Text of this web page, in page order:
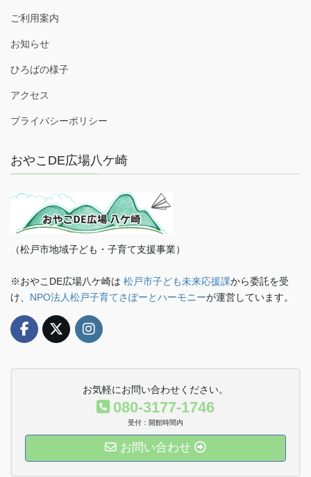
ご利用案内
お知らせ
ひろばの様子
アクセス
プライバシーポリシー
おやこDE広場八ケ崎
（松戸市地域子ども・子育て支援事業）
※おやこDE広場八ケ崎は 松戸市子ども未来応援課から委託を受
け、 NPO法人松戸子育てさぽーとハーモニーが運営しています。
お気軽にお問い合わせください。
080-3177-1746
受付：開館時間内
お問い合わせ